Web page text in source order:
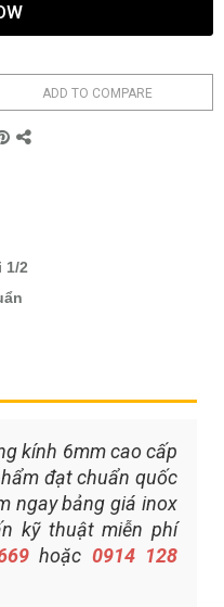
ADD TO COMPARE
1/2
kính 6mm cao cấp
đạt chuẩn quốc
ngay bảng giá inox
kỹ thuật miễn phí
hoặc 0914 128